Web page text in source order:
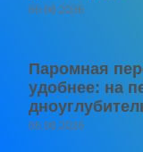
06.08.2026
Паромная
удобнее: на
06.08.2026